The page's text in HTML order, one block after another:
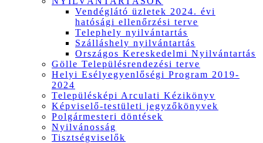
Vendéglátó üzletek 2024. évi
hatósági ellenőrzési terve
Telephely nyilvántartás
Szálláshely nyilvántartás
Országos Kereskedelmi Nyilvántartás
Gölle Településrendezési terve
Helyi Esélyegyenlőségi Program 2019-
2024
Településképi Arculati Kézikönyv
Képviselő-testületi jegyzőkönyvek
Polgármesteri döntések
Nyilvánosság
Tisztségviselők